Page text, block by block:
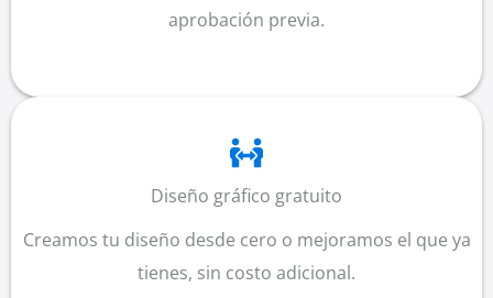
aprobación previa.
Diseño gráfico gratuito
Creamos tu diseño desde cero o mejoramos el que ya
tienes, sin costo adicional.